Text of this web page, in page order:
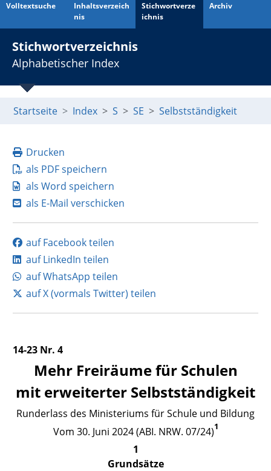
Volltextsuche
Inhaltsverzeich
nis
Stichwortverze
ichnis
Archiv
Stichwortverzeichnis
Alphabetischer Index
Startseite Index S SE Selbstständigkeit
Drucken
als PDF speichern
als Word speichern
als E-Mail verschicken
auf Facebook teilen
auf LinkedIn teilen
auf WhatsApp teilen
auf X (vormals Twitter) teilen
14-23 Nr. 4
Mehr Freiräume für Schulen
mit erweiterter Selbstständigkeit
Runderlass des Ministeriums für Schule und Bildung
Vom 30. Juni 2024 (ABI. NRW. 07/24)1
1
Grundsätze